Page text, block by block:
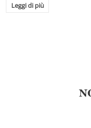
Leggi di più